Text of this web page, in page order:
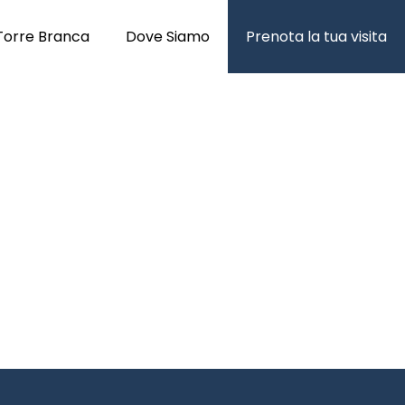
Branca Dove Siamo Prenota la tua visita